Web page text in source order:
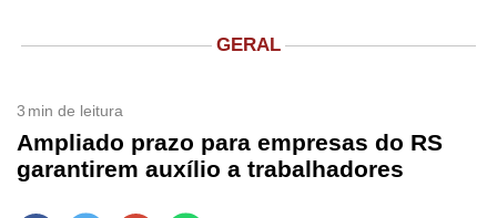
GERAL
3 min de leitura
Ampliado prazo para empresas do RS
garantirem auxílio a trabalhadores